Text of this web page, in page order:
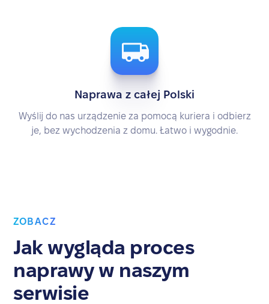
Naprawa z całej Polski
Wyślij do nas urządzenie za pomocą kuriera i odbierz
je, bez wychodzenia z domu. Łatwo i wygodnie.
ZOBACZ
Jak wygląda proces
naprawy w naszym
serwisie